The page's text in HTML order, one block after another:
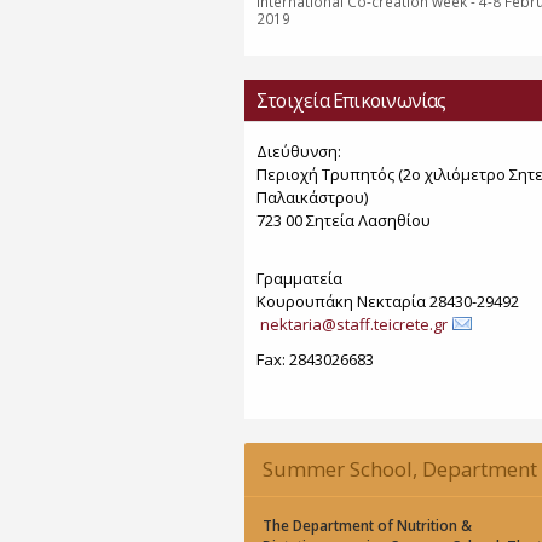
2019
Στοιχεία Επικοινωνίας
Διεύθυνση:
Περιοχή Τρυπητός (2o χιλιόμετρο
Παλαικάστρου)
723 00 Σητεία Λασηθίου
Γραμματεία
Κουρουπάκη Νεκταρία 28430-29492
nektaria@staff.teicrete.gr
Fax: 2843026683
Summer School,
Nutrition & Dietetics, CoMet
The Department of Nutrition &